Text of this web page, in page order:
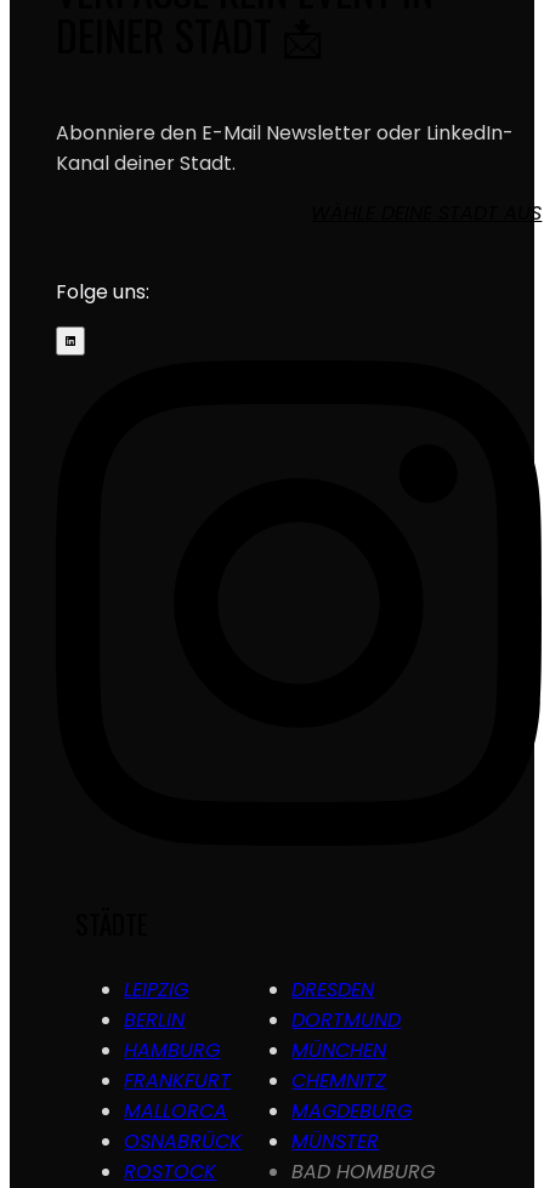
Abonniere den E-Mail Newsletter oder LinkedIn-
Kanal deiner Stadt.
WÄHLE DEINE STADT AUS
Folge uns:
LEIPZIG
DRESDEN
BERLIN
DORTMUND
HAMBURG
MÜNCHEN
FRANKFURT
CHEMNITZ
MALLORCA
MAGDEBURG
OSNABRÜCK
MÜNSTER
ROSTOCK
BAD HOMBURG